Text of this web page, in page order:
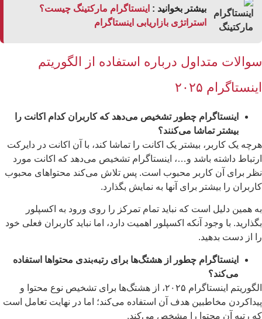
بیشتر بخوانید : اینستاگرام مارکتینگ چیست؟
استراتژی بازاریابی اینستاگرام
متداول درباره استفاده از الگوریتم
۲۰۲۵
اینستاگرام چطور تشخیص می‌دهد که کاربران کدام اکانت را
بیشتر تماشا می‌کنند؟
یک کاربر، بیشتر یک اکانت را تماشا کند، با آن اکانت در دایرکت
داشته باشد و…، اینستاگرام تشخیص می‌دهد که اکانت مورد
برای آن کاربر محبوب است. پس تلاش می‌کند محتواهای محبوب
را بیشتر برای آنها به نمایش بگذارد.
همین دلیل است که نباید تمام تمرکز را روی ورود به اکسپلور
با وجود آنکه اکسپلور اهمیت دارد، اما نباید کاربران فعلی خود
از دست بدهید.
اینستاگرام چطور از هشتگ‌ها برای رتبه‌بندی محتواها استفاده
می‌کند؟
الگوریتم اینستاگرام ۲۰۲۵، از هشتگ‌ها برای تشخیص نوع محتوا و
مخاطبین هدف آن استفاده می‌کند؛ اما در نهایت تعامل است
رتبه آن محتوا را مشخص می‌کند.